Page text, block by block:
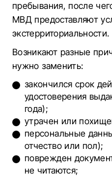
пребывания, после
МВД предоставляют
экстерриториальности.
Возникают разные
нужно заменить:
закончился срок
удостоверения
года);
утрачен или
персональные
отчество или пол);
поврежден
не читаются;